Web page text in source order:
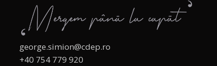
george.simion@cdep.ro
+40 754 779 920